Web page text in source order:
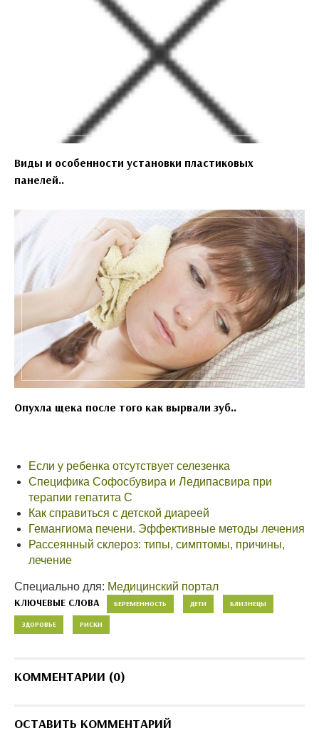
Виды и особенности установки пластиковых
панелей..
Опухла щека после того как вырвали зуб..
Если у ребенка отсутствует селезенка
Специфика Софосбувира и Ледипасвира при
терапии гепатита С
Как справиться с детской диареей
Гемангиома печени. Эффективные методы лечения
Рассеянный склероз: типы, симптомы, причины,
лечение
Специально для: Медицинский портал
КЛЮЧЕВЫЕ СЛОВА БЕРЕМЕННОСТЬ ДЕТИ БЛИЗНЕЦЫ
ЗДОРОВЬЕ РИСКИ
КОММЕНТАРИИ (0)
ОСТАВИТЬ КОММЕНТАРИЙ